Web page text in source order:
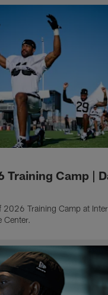
Training Camp |
2026 Training Camp at
Center.